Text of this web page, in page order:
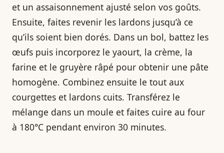
et un assaisonnement ajusté selon vos goûts.
Ensuite, faites revenir les lardons jusqu’à ce
qu’ils soient bien dorés. Dans un bol, battez les
œufs puis incorporez le yaourt, la crème, la
farine et le gruyère râpé pour obtenir une pâte
homogène. Combinez ensuite le tout aux
courgettes et lardons cuits. Transférez le
mélange dans un moule et faites cuire au four
à 180°C pendant environ 30 minutes.